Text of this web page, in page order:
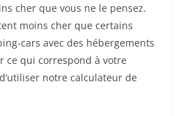
cher que vous ne le pensez.
moins cher que certains
cars avec des hébergements
ce qui correspond à votre
notre calculateur de